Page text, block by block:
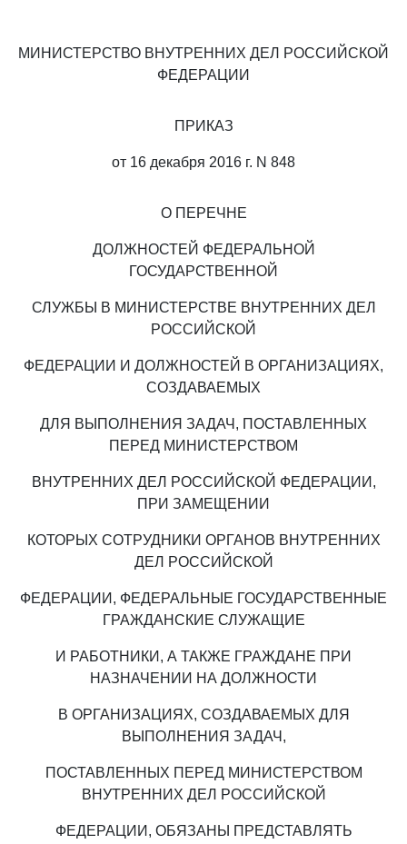
МИНИСТЕРСТВО ВНУТРЕННИХ ДЕЛ РОССИЙСКОЙ
ФЕДЕРАЦИИ
ПРИКАЗ
от 16 декабря 2016 г. N 848
О ПЕРЕЧНЕ
ДОЛЖНОСТЕЙ ФЕДЕРАЛЬНОЙ
ГОСУДАРСТВЕННОЙ
СЛУЖБЫ В МИНИСТЕРСТВЕ ВНУТРЕННИХ ДЕЛ
РОССИЙСКОЙ
ФЕДЕРАЦИИ И ДОЛЖНОСТЕЙ В ОРГАНИЗАЦИЯХ,
СОЗДАВАЕМЫХ
ДЛЯ ВЫПОЛНЕНИЯ ЗАДАЧ, ПОСТАВЛЕННЫХ
ПЕРЕД МИНИСТЕРСТВОМ
ВНУТРЕННИХ ДЕЛ РОССИЙСКОЙ ФЕДЕРАЦИИ,
ПРИ ЗАМЕЩЕНИИ
КОТОРЫХ СОТРУДНИКИ ОРГАНОВ ВНУТРЕННИХ
ДЕЛ РОССИЙСКОЙ
ФЕДЕРАЦИИ, ФЕДЕРАЛЬНЫЕ ГОСУДАРСТВЕННЫЕ
ГРАЖДАНСКИЕ СЛУЖАЩИЕ
И РАБОТНИКИ, А ТАКЖЕ ГРАЖДАНЕ ПРИ
НАЗНАЧЕНИИ НА ДОЛЖНОСТИ
В ОРГАНИЗАЦИЯХ, СОЗДАВАЕМЫХ ДЛЯ
ВЫПОЛНЕНИЯ ЗАДАЧ,
ПОСТАВЛЕННЫХ ПЕРЕД МИНИСТЕРСТВОМ
ВНУТРЕННИХ ДЕЛ РОССИЙСКОЙ
ФЕДЕРАЦИИ, ОБЯЗАНЫ ПРЕДСТАВЛЯТЬ